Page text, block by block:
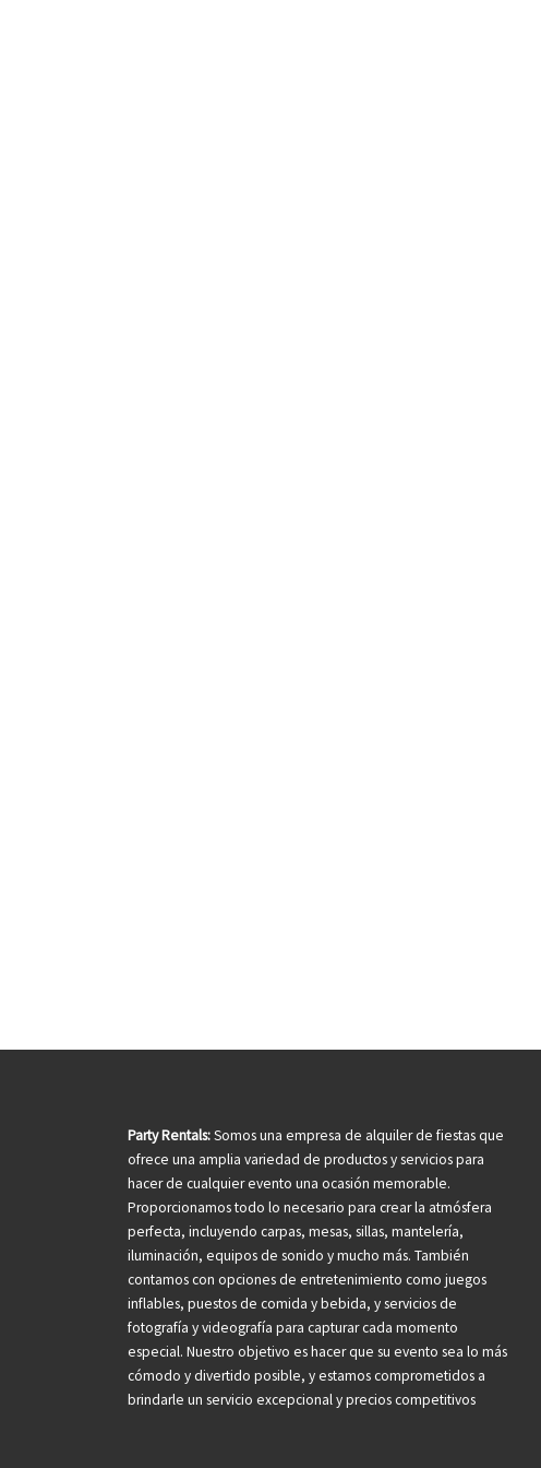
Party Rentals:Somos una empresa de alquiler de fiestas que
ofrece una amplia variedad de productos y servicios para
hacer de cualquier evento una ocasión memorable.
Proporcionamos todo lo necesario para crear la atmósfera
perfecta, incluyendo carpas, mesas, sillas, mantelería,
iluminación, equipos de sonido y mucho más. También
contamos con opciones de entretenimiento como juegos
inflables, puestos de comida y bebida, y servicios de
fotografía y videografía para capturar cada momento
especial. Nuestro objetivo es hacer que su evento sea lo más
cómodo y divertido posible, y estamos comprometidos a
brindarle un servicio excepcional y precios competitivos